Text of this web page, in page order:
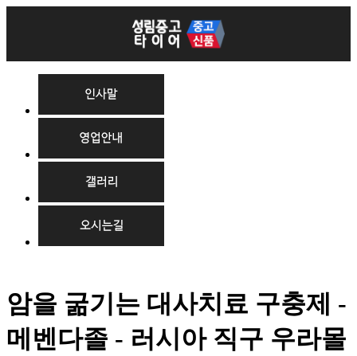
암을 굶기는 대사치료 구충제 -
메벤다졸 - 러시아 직구 우라몰